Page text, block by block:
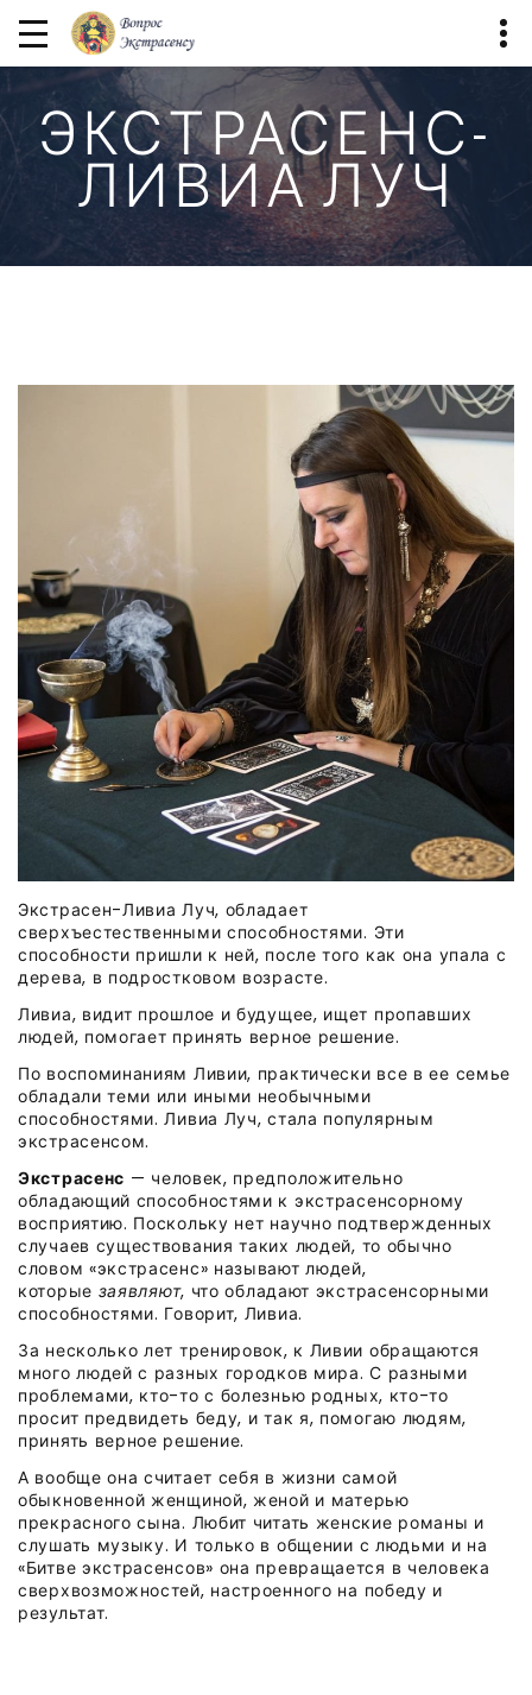
ЭКСТРАСЕНС-
ЛИВИА ЛУЧ
Экстрасен-Ливиа Луч, обладает
сверхъестественными способностями. Эти
способности пришли к ней, после того как она упала с
дерева, в подростковом возрасте.
Ливиа, видит прошлое и будущее, ищет пропавших
людей, помогает принять верное решение.
По воспоминаниям Ливии, практически все в ее семье
обладали теми или иными необычными
способностями. Ливиа Луч, стала популярным
экстрасенсом.
Экстрасенс — человек, предположительно
обладающий способностями к экстрасенсорному
восприятию. Поскольку нет научно подтвержденных
случаев существования таких людей, то обычно
словом «экстрасенс» называют людей,
которые заявляют, что обладают экстрасенсорными
способностями. Говорит, Ливиа.
За несколько лет тренировок, к Ливии обращаются
много людей с разных городков мира. С разными
проблемами, кто-то с болезнью родных, кто-то
просит предвидеть беду, и так я, помогаю людям,
принять верное решение.
А вообще она считает себя в жизни самой
обыкновенной женщиной, женой и матерью
прекрасного сына. Любит читать женские романы и
слушать музыку. И только в общении с людьми и на
«Битве экстрасенсов» она превращается в человека
сверхвозможностей, настроенного на победу и
результат.